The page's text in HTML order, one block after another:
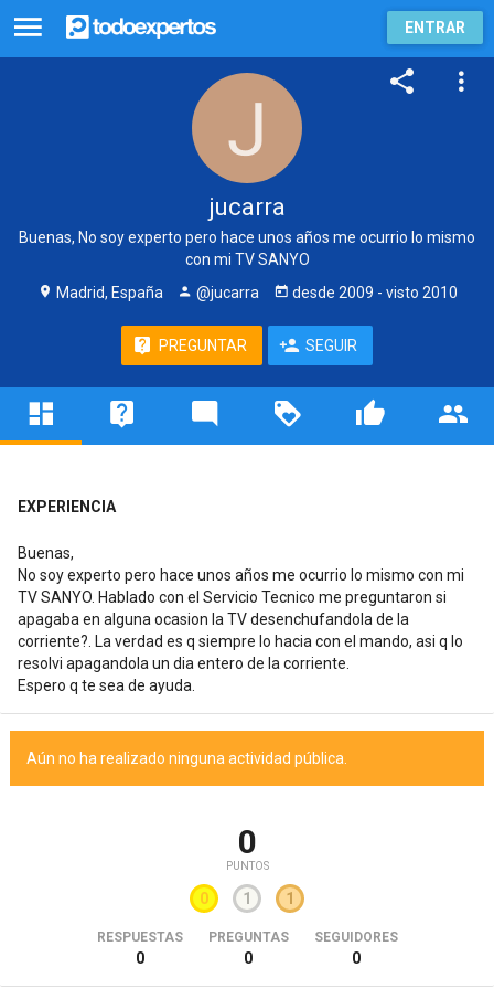
ENTRAR
jucarra
Buenas, No soy experto pero hace unos años me ocurrio lo mismo
con mi TV SANYO
Madrid, España
@jucarra desde 2009 - visto 2010
PREGUNTAR SEGUIR
EXPERIENCIA
Buenas,
No soy experto pero hace unos años me ocurrio lo mismo con mi
TV SANYO. Hablado con el Servicio Tecnico me preguntaron si
apagaba en alguna ocasion la TV desenchufandola de la
corriente?. La verdad es q siempre lo hacia con el mando, asi q lo
resolvi apagandola un dia entero de la corriente.
Espero q te sea de ayuda.
Aún no ha realizado ninguna actividad pública.
0
PUNTOS
0 1 1
RESPUESTAS
0
PREGUNTAS
0
SEGUIDORES
0